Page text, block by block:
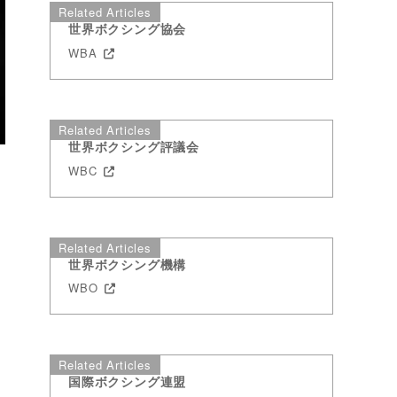
Related Articles
世界ボクシング協会
WBA
Related Articles
世界ボクシング評議会
WBC
Related Articles
世界ボクシング機構
WBO
Related Articles
国際ボクシング連盟